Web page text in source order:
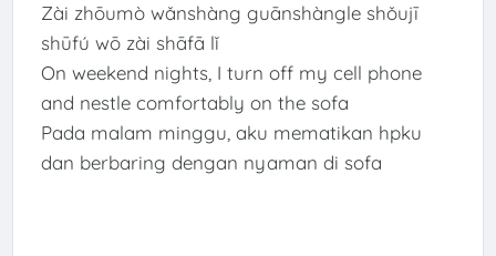
Zài zhōumò wǎnshàng guānshàngle shǒujī
shūfú wō zài shāfā lǐ
On weekend nights, I turn off my cell phone
and nestle comfortably on the sofa
Pada malam minggu, aku mematikan hpku
dan berbaring dengan nyaman di sofa